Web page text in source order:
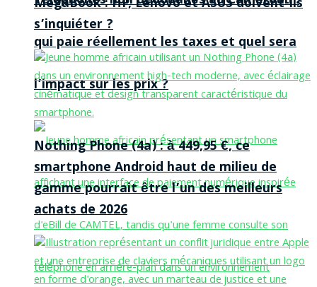
qui paie réellement les taxes et quel sera
l’impact sur les prix ?
MegaBook : HP, Lenovo et ASUS doivent-ils
s’inquiéter ?
Nothing Phone (4a) : à 449,95 €, ce
smartphone Android haut de milieu de
gamme pourrait être l’un des meilleurs
achats de 2026